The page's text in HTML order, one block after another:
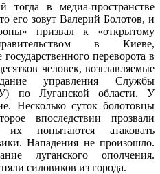
тогда в медиа-пространстве
его зовут Валерий Болотов, и
призвал к «открытому
в Киеве,
переворота в
человек, возглавляемые
управления Службы
по Луганской области. У
Несколько суток болотовцы
впоследствии прозвали
попытаются атаковать
Нападения не произошло.
луганского ополчения.
силовиков из города.